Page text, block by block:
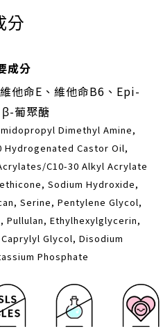
分
成分
他命E、維他命B6、Epi-
葡聚醣
Dimethyl Amine,
Hydrogenated Castor Oil,
C10-30 Alkyl Acrylate
Sodium Hydroxide,
Serine, Pentylene Glycol,
Pullulan, Ethylhexylglycerin,
Glycol, Disodium
Phosphate